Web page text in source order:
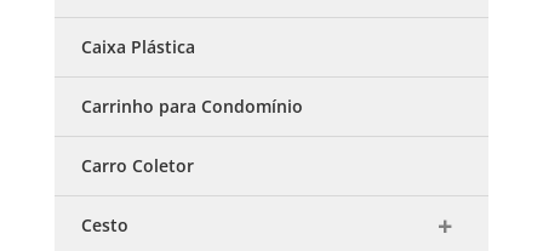
Caixa Plástica
Carrinho para Condomínio
Carro Coletor
Cesto